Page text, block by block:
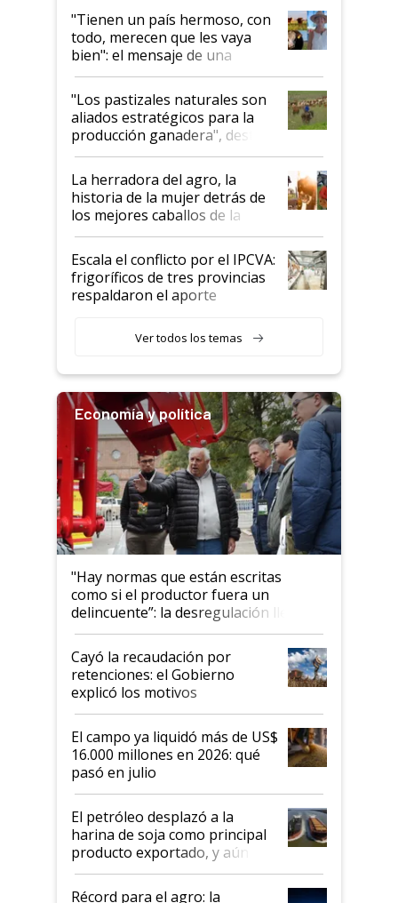
"Tienen un país hermoso, con
todo, merecen que les vaya
bien": el mensaje de una
ganadera uruguaya sobre las
oportunidades que se abren
para el agro en Argentina, con
foco en la carne
"Los pastizales naturales son
aliados estratégicos para la
producción ganadera", destaca
la iniciativa que ya reúne a 46
establecimientos en Argentina
La herradora del agro, la
historia de la mujer detrás de
los mejores caballos de la
Argentina y los mitos que
todavía hacen sufrir a estos
animales: "Mientras me
descalificaban, yo seguí
haciendo currículum"
Escala el conflicto por el IPCVA:
frigoríficos de tres provincias
respaldaron el aporte
Ver todos los temas
Economía y política
"Hay normas que están escritas
como si el productor fuera un
delincuente”: la desregulación llegó
al Congreso Aapresid y hasta se
habló del financiamiento al IPCVA
Cayó la recaudación por
retenciones: el Gobierno
explicó los motivos
El campo ya liquidó más de US$
16.000 millones en 2026: qué
pasó en julio
El petróleo desplazó a la
harina de soja como principal
producto exportado, y aún así
el agro aportó casi seis de cada
diez dólares y sostuvo el
Récord para el agro: la